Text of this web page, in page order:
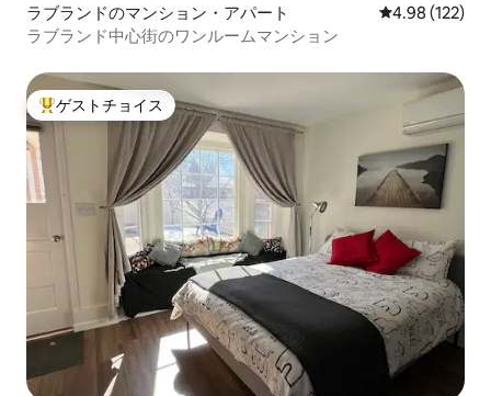
ラブランドのマンション・アパート レビュー122
4.98 (122)
ラブランド中心街のワンルームマンション
大好評のゲストチョイスです。
ゲストチョイス